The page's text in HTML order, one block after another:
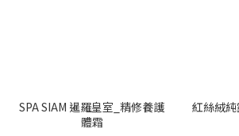
SPA SIAM 暹羅皇室_精修養護
體霜
紅絲絨